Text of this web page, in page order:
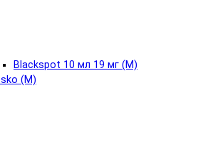
Blackspot 10 мл 19 мг (М)
(М)